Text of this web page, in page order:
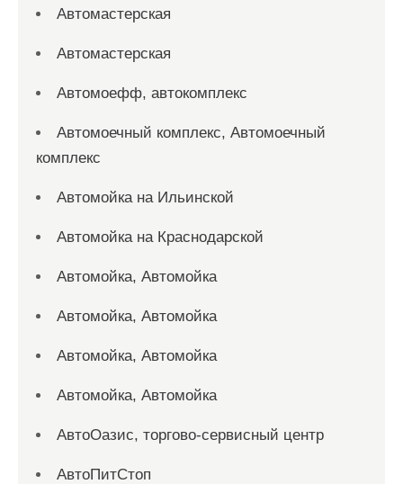
Автомастерская
Автомастерская
Автомоефф, автокомплекс
Автомоечный комплекс, Автомоечный
комплекс
Автомойка на Ильинской
Автомойка на Краснодарской
Автомойка, Автомойка
Автомойка, Автомойка
Автомойка, Автомойка
Автомойка, Автомойка
АвтоОазис, торгово-сервисный центр
АвтоПитСтоп